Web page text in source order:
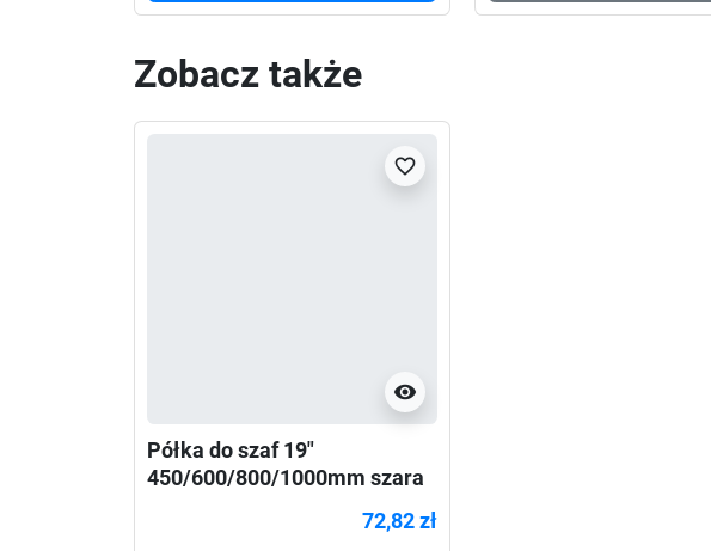
Zobacz także
visibility
favorite_border
Półka do szaf 19"
450/600/800/1000mm szara
72,82 zł